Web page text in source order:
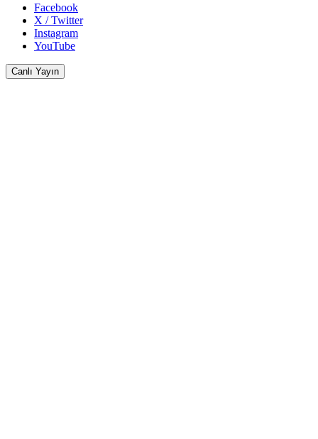
Facebook
X / Twitter
Instagram
YouTube
Canlı Yayın